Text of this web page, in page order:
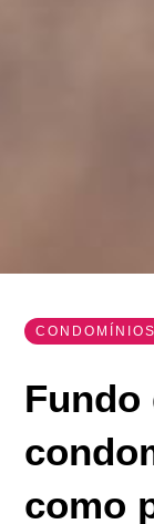
CONDOMÍNIOS
Fundo
como